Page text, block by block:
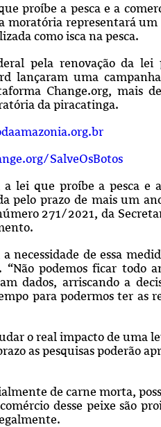
proíbe a pesca e a
moratória representará
como isca na pesca.
pela renovação da
lançaram uma
Change.org, mais
da piracatinga.
SalveOsBotos
lei que proíbe a pesca e
pelo prazo de mais um
271/2021, da
necessidade de essa
podemos ficar todo
dados, arriscando a
para podermos ter as
o real impacto de uma
as pesquisas poderão
de carne morta,
desse peixe são